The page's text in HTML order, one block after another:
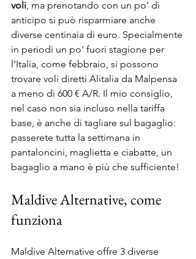
voli , ma prenotando con un po' di
anticipo si può risparmiare anche
diverse centinaia di euro. Specialmente
in periodi un po' fuori stagione per
l'Italia, come febbraio, si possono
trovare voli diretti Alitalia da Malpensa
a meno di 600 € A/R. Il mio consiglio,
nel caso non sia incluso nella tariffa
base, è anche di tagliare sul bagaglio:
passerete tutta la settimana in
pantaloncini, maglietta e ciabatte, un
bagaglio a mano è più che sufficiente!
Maldive Alternative, come
funziona
Maldive Alternative offre 3 diverse